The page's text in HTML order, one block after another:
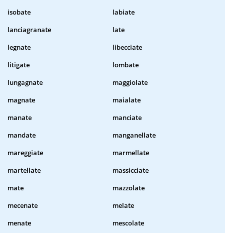
isobate
labiate
lanciagranate
late
legnate
libecciate
litigate
lombate
lungagnate
maggiolate
magnate
maialate
manate
manciate
mandate
manganellate
mareggiate
marmellate
martellate
massicciate
mate
mazzolate
mecenate
melate
menate
mescolate